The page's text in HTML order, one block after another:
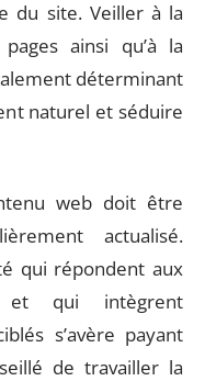
du site. Veiller à la
ainsi qu’à la
déterminant
naturel et séduire
web doit être
actualisé.
qui répondent aux
et qui intègrent
s’avère payant
de travailler la